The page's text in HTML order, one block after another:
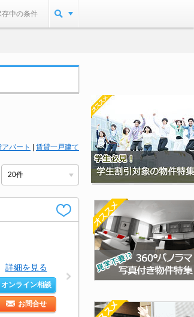
存中の条件
アパート 賃貸一戸建て
詳細を見る
オンライン相談
お問合せ